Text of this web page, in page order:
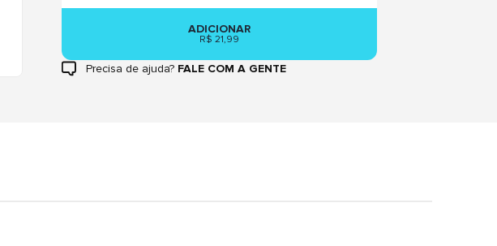
ADICIONAR
R$ 21,99
Precisa de ajuda? FALE COM A GENTE